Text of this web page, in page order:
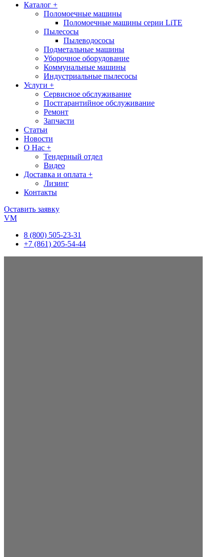
Каталог +
Поломоечные машины
Поломоечные машины серии LiTE
Пылесосы
Пылеводососы
Подметальные машины
Уборочное оборудование
Коммунальные машины
Индустриальные пылесосы
Услуги +
Сервисное обслуживание
Постгарантийное обслуживание
Ремонт
Запчасти
Статьи
Новости
О Нас +
Тендерный отдел
Видео
Доставка и оплата +
Лизинг
Контакты
Оставить заявку
VM
8 (800) 505-23-31
+7 (861) 205-54-44